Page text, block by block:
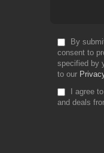
By
consent to
specified by
to our
I agree
and deals